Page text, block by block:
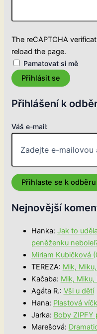
The reCAPTCHA
reload the page.
Pamatovat si mě
Přihlásit se
Přihlášení k
Váš e-mail:
Nejnovější
Hanka: Jak to
peněženku
Miriam Kubičková
TEREZA: Mik,
Kačaba: Mik, Miku,
Agáta R.: Vši u dětí
Hana: Plastová
Jarka: Boby ZIPFY
Marešová: